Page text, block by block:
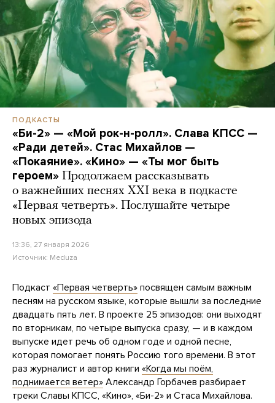
ПОДКАСТЫ
«Би-2» — «Мой рок-н-ролл». Слава КПСС —
«Ради детей». Стас Михайлов —
«Покаяние». «Кино» — «Ты мог быть
героем» Продолжаем рассказывать
о важнейших песнях XXI века в подкасте
«Первая четверть». Послушайте четыре
новых эпизода
13:36, 27 января 2026
Источник: Meduza
Подкаст «Первая четверть» посвящен самым важным
песням на русском языке, которые вышли за последние
двадцать пять лет. В проекте 25 эпизодов: они выходят
по вторникам, по четыре выпуска сразу, — и в каждом
выпуске идет речь об одном годе и одной песне,
которая помогает понять Россию того времени. В этот
раз журналист и автор книги «Когда мы поём,
поднимается ветер» Александр Горбачев разбирает
треки Славы КПСС, «Кино», «Би-2» и Стаса Михайлова.